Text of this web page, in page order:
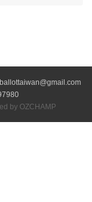
by OZCHAMP